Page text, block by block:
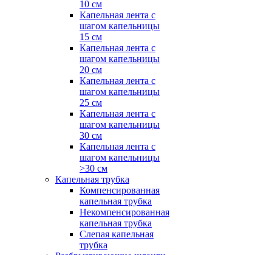
10 см
Капельная лента с
шагом капельницы
15 см
Капельная лента с
шагом капельницы
20 см
Капельная лента с
шагом капельницы
25 см
Капельная лента с
шагом капельницы
30 см
Капельная лента с
шагом капельницы
>30 см
Капельная трубка
Компенсированная
капельная трубка
Некомпенсированная
капельная трубка
Слепая капельная
трубка